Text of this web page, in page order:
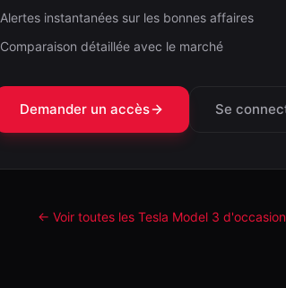
Alertes instantanées sur les bonnes affaires
Comparaison détaillée avec le marché
Demander un accès Se
← Voir toutes les Tesla Model 3 d'occasion